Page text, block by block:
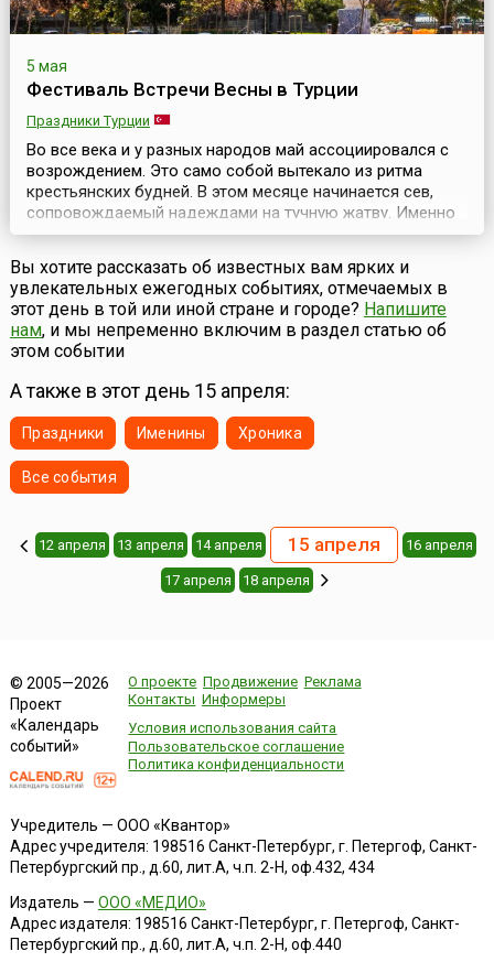
5 мая
Фестиваль Встречи Весны в Турции
Праздники Турции
Во все века и у разных народов май ассоциировался с
возрождением. Это само собой вытекало из ритма
крестьянских будней. В этом месяце начинается сев,
сопровождаемый надеждами на тучную жатву. Именно
тогда закладываются семена будущего урожая, а
значит и имущественного достатка семьи. Наконец, в
последний месяц весны все вокруг поражает глаз
буйством красок, некогда вызывавшим столько
сказаний об е...
Вы хотите рассказать об известных вам ярких и
увлекательных ежегодных событиях, отмечаемых в
этот день в той или иной стране и городе? Напишите
нам, и мы непременно включим в раздел статью об
этом событии
А также в этот день 15 апреля:
Праздники Именины Хроника
Все события
12 апреля 13 апреля 14 апреля 15 апреля 16 апреля
17 апреля 18 апреля
© 2005—2026
Проект
«Календарь
событий»
О проекте Продвижение Реклама
Контакты Информеры
Условия использования сайта
Пользовательское соглашение
Политика конфиденциальности
Учредитель — ООО «Квантор»
Адрес учредителя: 198516 Санкт-Петербург, г. Петергоф, Санкт-
Петербургский пр., д.60, лит.А, ч.п. 2-Н, оф.432, 434
Издатель — ООО «МЕДИО»
Адрес издателя: 198516 Санкт-Петербург, г. Петергоф, Санкт-
Петербургский пр., д.60, лит.А, ч.п. 2-Н, оф.440